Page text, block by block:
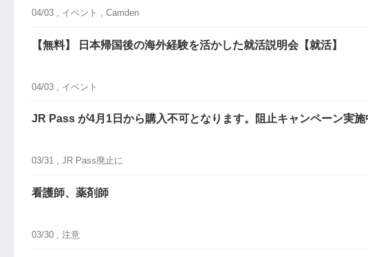
04/03 , イベント , Camden
【無料】 日本帰国後の海外経験を活かした就活説明会【就活】
04/03 , イベント
JR Pass が4月1日から購入不可となります。阻止キャンペーン実施
03/31 , JR Pass廃止に
看護師、薬剤師
03/30 , 注意